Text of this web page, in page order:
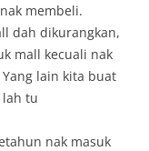
membeli.
dah dikurangkan,
mall kecuali nak
lain kita buat
tu
nak masuk